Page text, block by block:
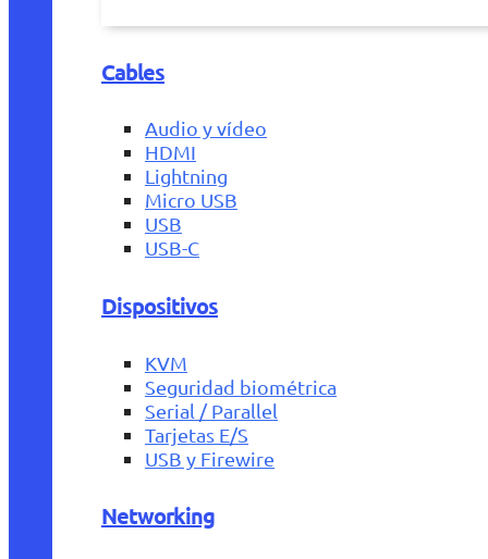
Cables
Audio y vídeo
HDMI
Lightning
Micro USB
USB
USB-C
Dispositivos
KVM
Seguridad biométrica
Serial / Parallel
Tarjetas E/S
USB y Firewire
Networking